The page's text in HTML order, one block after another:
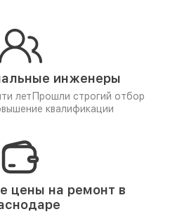
инженеры
лет Прошли строгий отбор
квалификации
цены на ремонт в